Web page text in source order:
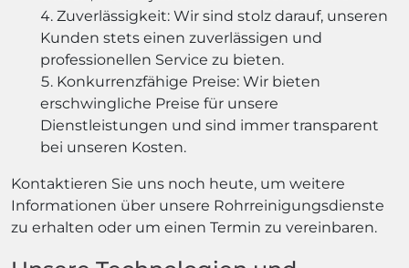
Zuverlässigkeit: Wir sind stolz darauf, unseren
Kunden stets einen zuverlässigen und
professionellen Service zu bieten.
Konkurrenzfähige Preise: Wir bieten
erschwingliche Preise für unsere
Dienstleistungen und sind immer transparent
bei unseren Kosten.
Kontaktieren Sie uns noch heute, um weitere
Informationen über unsere Rohrreinigungsdienste
zu erhalten oder um einen Termin zu vereinbaren.